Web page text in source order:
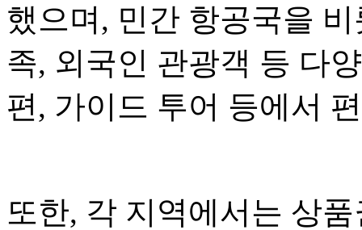
했으며, 민간 항공국을
족, 외국인 관광객 등 다
편, 가이드 투어 등에서
또한, 각 지역에서는 상